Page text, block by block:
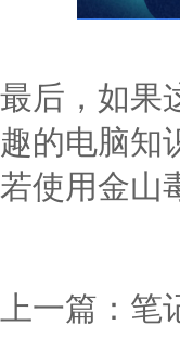
最后，如果
趣的电脑知
若使用金山
上一篇： 笔